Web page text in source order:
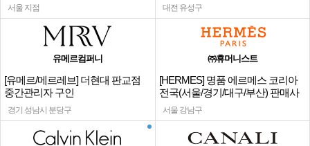
서울 지점 대전 유성구
유메르컴퍼니
[유메르/메르레브] 더현대 판교점
중간관리자 구인
경기 성남시 분당구
㈜휴머니스트
[HERMES] 명품 에르메스 코리아
전국(서울/경기/대구/부산) 판매사
원
서울 강남구